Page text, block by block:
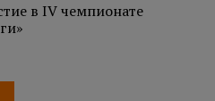
в IV чемпионате